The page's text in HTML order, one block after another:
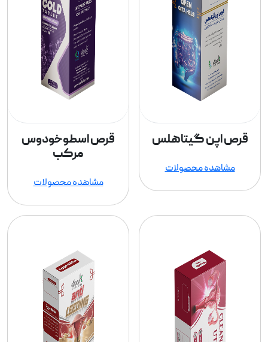
قرص اپن گیتاهلس
مشاهده محصولات
قرص اسطوخودوس
مرکب
مشاهده محصولات